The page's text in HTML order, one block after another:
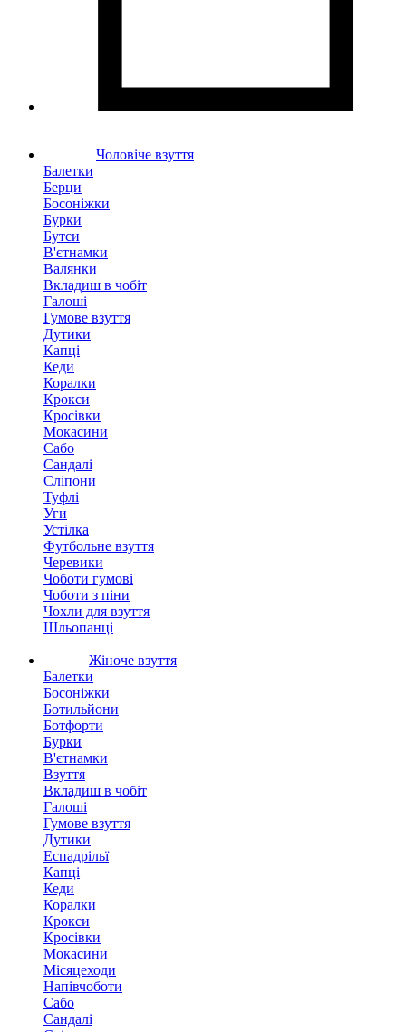
Чоловіче взуття
Балетки
Берци
Босоніжки
Бурки
Бутси
В'єтнамки
Валянки
Вкладиш в чобіт
Галоші
Гумове взуття
Дутики
Капці
Кеди
Коралки
Крокси
Кросівки
Мокасини
Сабо
Сандалі
Сліпони
Туфлі
Уги
Устілка
Футбольне взуття
Черевики
Чоботи гумові
Чоботи з піни
Чохли для взуття
Шльопанці
Жіноче взуття
Балетки
Босоніжки
Ботильйони
Ботфорти
Бурки
В'єтнамки
Взуття
Вкладиш в чобіт
Галоші
Гумове взуття
Дутики
Еспадрільї
Капці
Кеди
Коралки
Крокси
Кросівки
Мокасини
Місяцеходи
Напівчоботи
Сабо
Сандалі